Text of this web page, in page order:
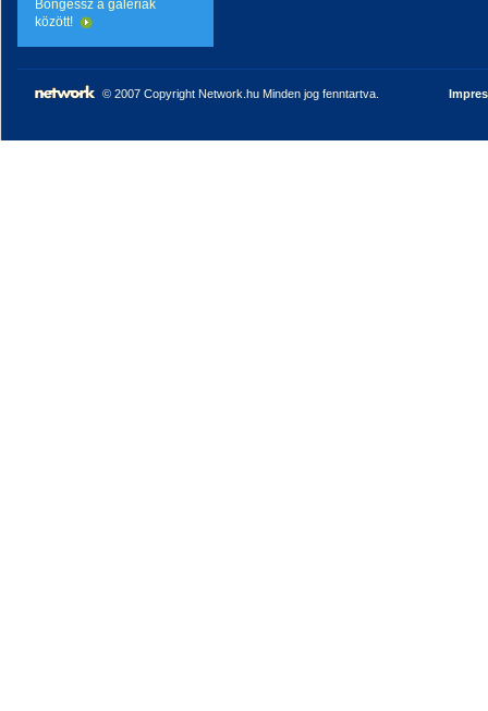
Böngéssz a galériák
között!
© 2007 Copyright Network.hu Minden jog fenntartva.